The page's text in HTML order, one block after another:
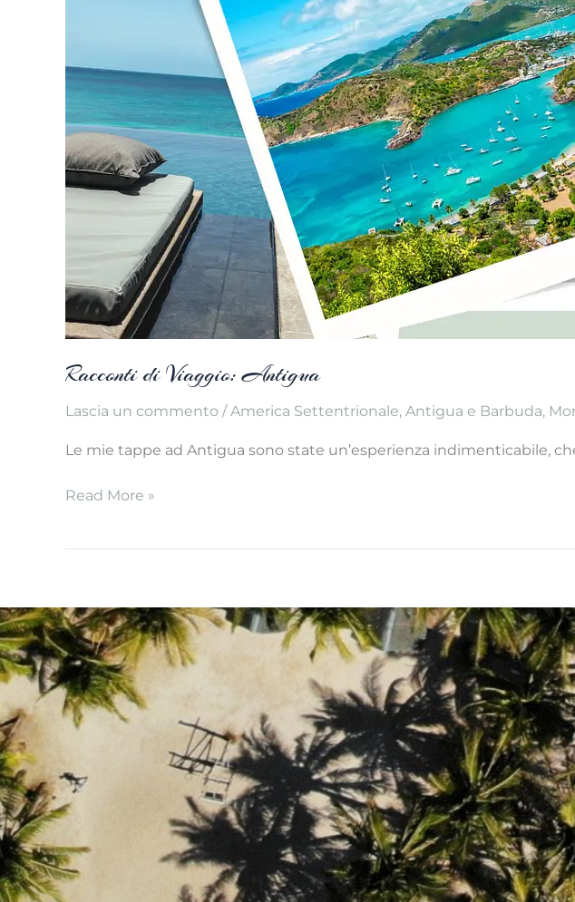
Racconti di Viaggio: Antigua
Lascia un commento /America Settentrionale, Antigua e Barbuda‎,
Le mie tappe ad Antigua sono state un’esperienza indimenticabile,
Racconti
Read More »